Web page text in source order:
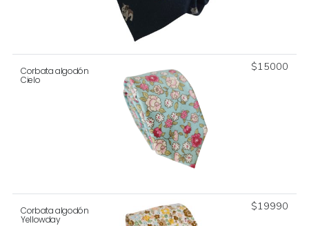
Corbata algodón
Cielo
$15000
Corbata algodón
Yellowday
$19990